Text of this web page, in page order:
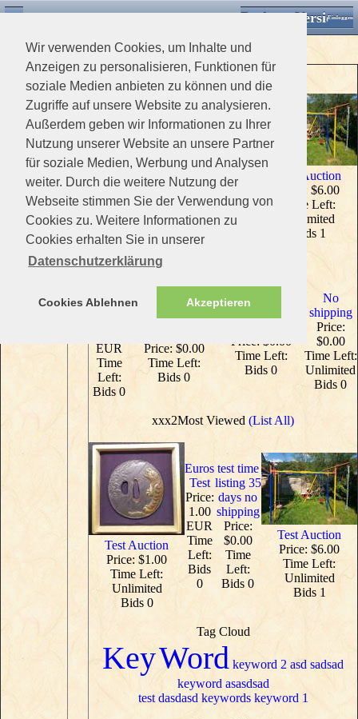
Wir verwenden Cookies, um Inhalte und
Anzeigen zu personalisieren, Funktionen für
soziale Medien anbieten zu können und die
Zugriffe auf unsere Website zu analysieren.
Außerdem geben wir Informationen zu Ihrer
Nutzung unserer Website an unsere Partner
für soziale Medien, Werbung und Analysen
weiter. Durch die weitere Nutzung der
Webseite stimmen Sie der Verwendung von
Cookies zu. Weitere Informationen zu
Cookies erhalten Sie in unserer
Datenschutzerklärung
Cookies Ablehnen Akzeptieren
Desktop VersionEinloggen
Classifieds
Search|
Can have
Auctions
sub category
Category 2
(4)
Total
Listings: 23
xxx2Featured Listings (List All)
buy it now test
Price: $1111.00
Time Left:
Unlimited
Bids 1
test changed
Price: $1.00
Time Left:
Unlimited
Test Auction
Price: $6.00
Time Left:
Unlimited
Bids 1
xxx2Recent Listings
Test
EUR
Time
Left:
Bids 0
test time listing
35 days no
Price: $0.00
Time Left:
Bids 0
Price: $0.00
Time Left:
Bids 0
No
shipping
Price:
$0.00
Time Left:
Unlimited
Bids 0
xxx2Most Viewed (List All)
Test Auction
Price: $1.00
Time Left:
Unlimited
Bids 0
Euros
Test
Price:
1.00
EUR
Time
Left:
Bids
0
test time
listing 35
days no
shipping
Price:
$0.00
Time
Left:
Bids 0
Test Auction
Price: $6.00
Time Left:
Unlimited
Bids 1
Tag Cloud
KeyWord keyword 2 asd sadsad
keyword asasdsad
test dasdasd keywords keyword 1